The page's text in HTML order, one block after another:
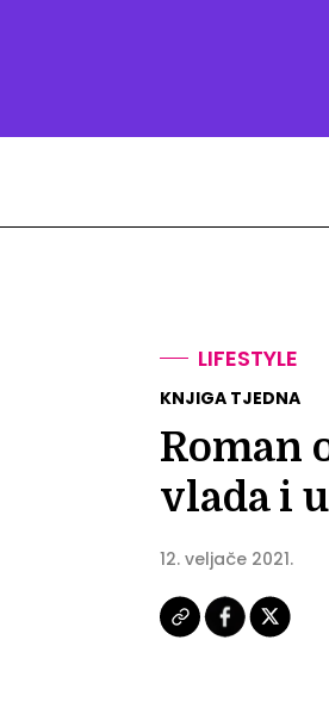
LIFESTYLE
KNJIGA TJEDNA
Roman
vlada i
12. veljače 2021.